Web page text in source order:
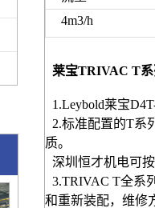
4m3/h
莱宝TRIVAC T系
1.Leybold莱宝
2.标准配置的T系
质。
深圳恒才机电可
3.TRIVAC T全系
和重新装配，维修